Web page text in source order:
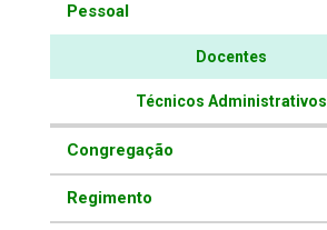
Pessoal
Docentes
Técnicos Administrativos
Congregação
Regimento